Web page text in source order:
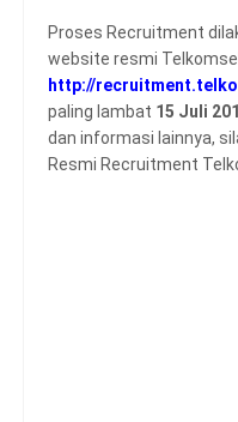
Proses Recruitment
website resmi
http://
paling lambat 15 Juli
dan informasi lainnya,
Resmi Recruitment